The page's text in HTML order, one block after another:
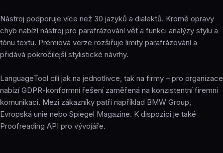
Nástroj podporuje více než 30 jazyků a dialektů. Kromě opravy
chyb nabízí nástroj pro parafrázování vět a funkci analýzy stylu a
tónu textu. Prémiová verze rozšiřuje limity parafrázování a
přidává pokročilejší stylistické návrhy.
LanguageTool cílí jak na jednotlivce, tak na firmy – pro organizace
nabízí GDPR-konformní řešení zaměřená na konzistentní firemní
komunikaci. Mezi zákazníky patří například BMW Group,
Evropská unie nebo Spiegel Magazine. K dispozici je také
Proofreading API pro vývojáře.